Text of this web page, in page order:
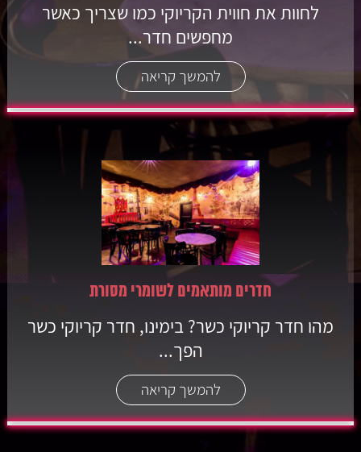
לחוות את חווית הקריוקי כמו שצריך כאשר
מחפשים חדר...
להמשך קריאה
חדרים מותאמים לשומרי מסורת
מהו חדר קריוקי כשר? בימינו, חדר קריוקי כשר
הפך...
להמשך קריאה